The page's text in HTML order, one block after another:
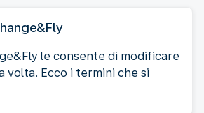
le consente di modificare
volta. Ecco i termini che si